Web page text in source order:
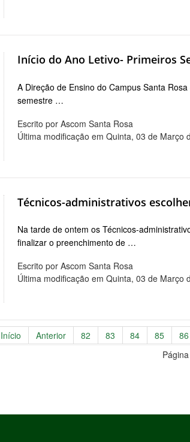
Início do Ano Letivo- Primeiros
A Direção de Ensino do Campus Santa
semestre …
Escrito por Ascom Santa Rosa
Última modificação em Quinta, 03 de Março
Técnicos-administrativos
Na tarde de ontem os Técnicos-
finalizar o preenchimento de …
Escrito por Ascom Santa Rosa
Última modificação em Quinta, 03 de Março
Início Anterior 82 83 84 85 86